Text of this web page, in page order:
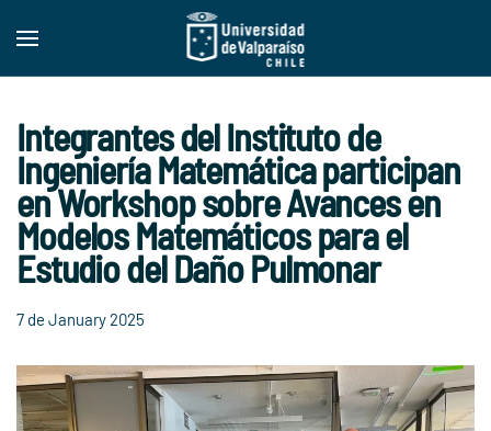
Skip to main content
Integrantes del Instituto de
Ingeniería Matemática participan
en Workshop sobre Avances en
Modelos Matemáticos para el
Estudio del Daño Pulmonar
7 de January 2025